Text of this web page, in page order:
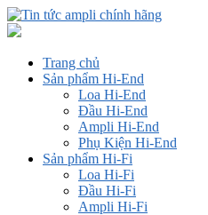
Trang chủ
Sản phẩm Hi-End
Loa Hi-End
Đầu Hi-End
Ampli Hi-End
Phụ Kiện Hi-End
Sản phẩm Hi-Fi
Loa Hi-Fi
Đầu Hi-Fi
Ampli Hi-Fi